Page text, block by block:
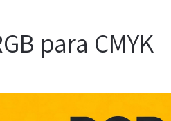
RGB para CMYK